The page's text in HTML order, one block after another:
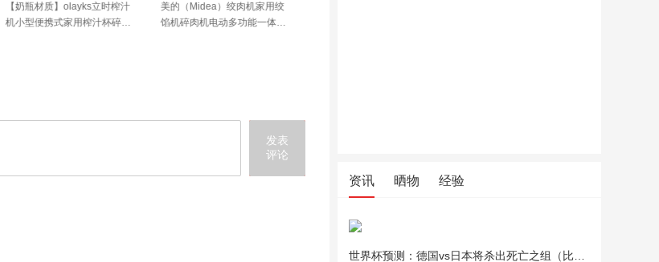
【奶瓶材质】olayks立时榨汁
机小型便携式家用榨汁杯碎冰
美的（Midea）绞肉机家用绞
馅机碎肉机电动多功能一体料
发表
评论
资讯 晒物 经验